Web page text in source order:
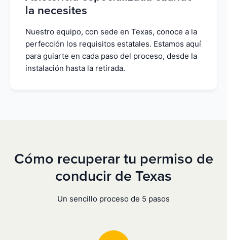
la necesites
Nuestro equipo, con sede en Texas, conoce a la
perfección los requisitos estatales. Estamos aquí
para guiarte en cada paso del proceso, desde la
instalación hasta la retirada.
Cómo recuperar tu permiso de
conducir de Texas
Un sencillo proceso de 5 pasos